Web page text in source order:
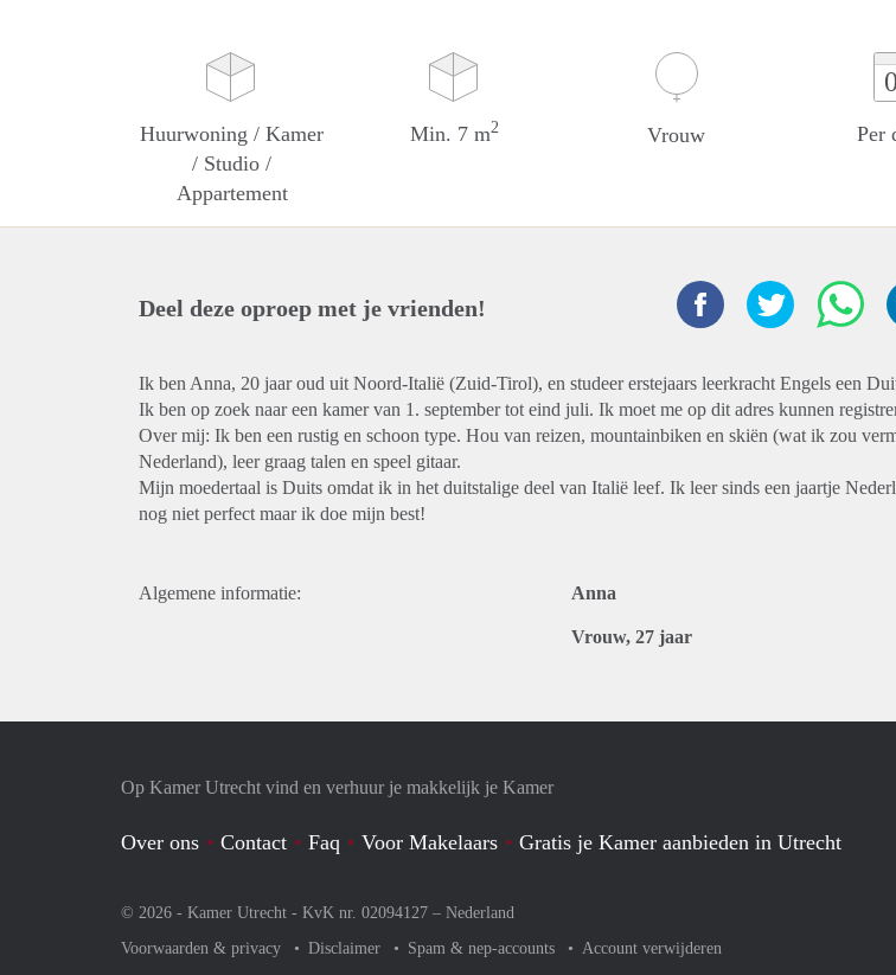
Huurwoning / Kamer
/ Studio /
Appartement
Min. 7 m2 Vrouw Per
Deel deze oproep met je vrienden!
Ik ben Anna, 20 jaar oud uit Noord-Italië (Zuid-Tirol), en studeer erstejaars leerkracht Engels een
Ik ben op zoek naar een kamer van 1. september tot eind juli. Ik moet me op dit adres kunnen
Over mij: Ik ben een rustig en schoon type. Hou van reizen, mountainbiken en skiën (wat ik zou
Nederland), leer graag talen en speel gitaar.
Mijn moedertaal is Duits omdat ik in het duitstalige deel van Italië leef. Ik leer sinds een jaartje
nog niet perfect maar ik doe mijn best!
Algemene informatie: Anna
Vrouw, 27 jaar
Op Kamer Utrecht vind en verhuur je makkelijk je Kamer
Over ons Contact Faq Voor Makelaars Gratis je Kamer aanbieden in Utrecht
© 2026 - Kamer Utrecht - KvK nr. 02094127 – Nederland
Voorwaarden & privacy
Disclaimer Spam & nep-accounts Account verwijderen